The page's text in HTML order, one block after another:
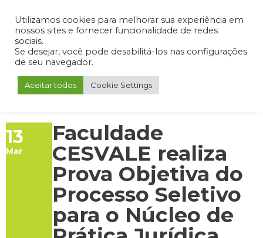
Admin Portal do Aluno Portal do Professor Portal do Coordenador
13
Mar
Faculdade
CESVALE realiza
Prova Objetiva do
Processo Seletivo
para o Núcleo de
Utilizamos cookies para melhorar sua experiência em
nossos sites e fornecer funcionalidade de redes
sociais.
Se desejar, você pode desabilitá-los nas configurações
de seu navegador.
Aceitar todos Cookie Settings